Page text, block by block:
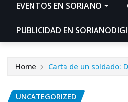
EVENTOS EN SORIANO
PUBLICIDAD EN
Home Carta de un soldado:
UNCATEGORIZED